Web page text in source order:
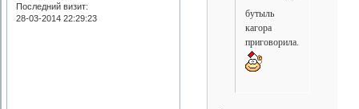
Последний визит:
28-03-2014 22:29:23
бутыль
кагора
приговорила.....